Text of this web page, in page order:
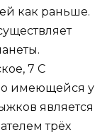
как раньше.
7 С
имеющейся у
является
трёх